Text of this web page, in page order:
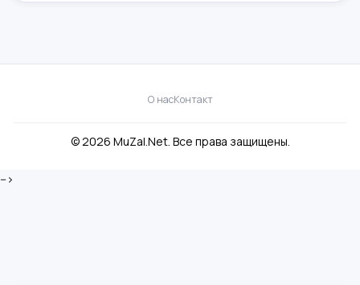
О насКонтакт
© 2026 MuZal.Net. Все права защищены.
-->